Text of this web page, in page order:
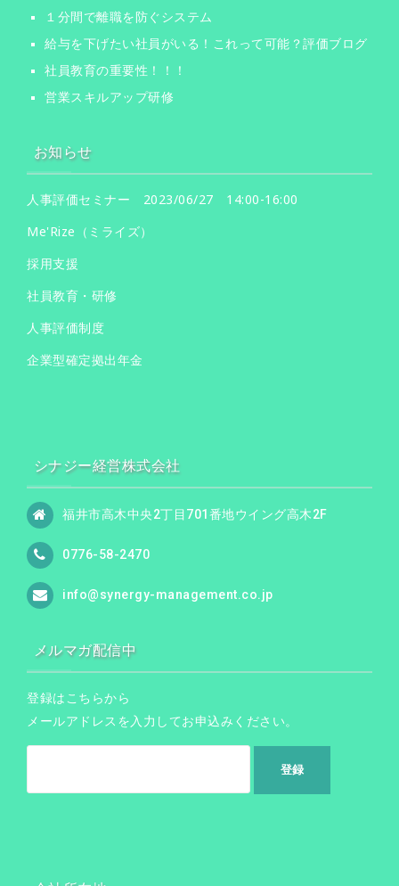
１分間で離職を防ぐシステム
給与を下げたい社員がいる！これって可能？評価ブログ
社員教育の重要性！！！
営業スキルアップ研修
お知らせ
人事評価セミナー 2023/06/27 14:00-16:00
Me'Rize（ミライズ）
採用支援
社員教育・研修
人事評価制度
企業型確定拠出年金
シナジー経営株式会社
福井市高木中央2丁目701番地ウイング高木2F
0776-58-2470
info@synergy-management.co.jp
メルマガ配信中
登録はこちらから
メールアドレスを入力してお申込みください。